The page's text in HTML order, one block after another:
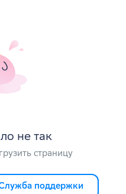
не так
страницу
поддержки